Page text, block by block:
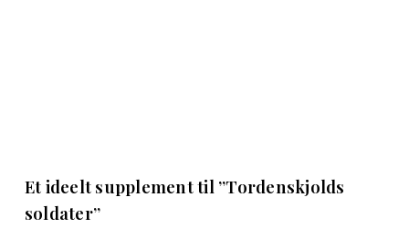
Et ideelt supplement til ”Tordenskjolds
soldater”